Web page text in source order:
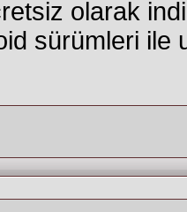
olarak
sürümleri ile